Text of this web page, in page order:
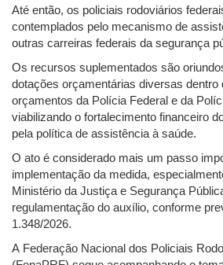
Até então, os policiais rodoviários
contemplados pelo mecanismo de
outras carreiras federais da segurança
Os recursos suplementados são
dotações orçamentárias diversas dentro
orçamentos da Polícia Federal e da
viabilizando o fortalecimento financeiro
pela política de assistência à saúde.
O ato é considerado mais um passo
implementação da medida,
Ministério da Justiça e Segurança
regulamentação do auxílio, conforme
1.348/2026.
A Federação Nacional dos Policiais